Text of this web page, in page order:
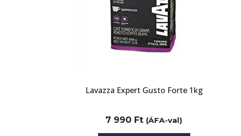
Lavazza Expert Gusto Forte 1kg
7 990 Ft (ÁFA-val)